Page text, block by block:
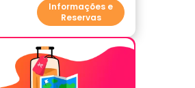
Informações e
Reservas